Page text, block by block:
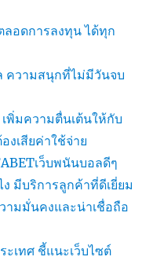
ลอดการลงทุน ได้ทุก
ความสนุกที่ไม่มีวันจบ
พิ่มความตื่นเต้นให้กับ
งเสียค่าใช้จ่าย
เว็บพนันบอลดีๆ
มีบริการลูกค้าที่ดีเยี่ยม
ามมั่นคงและน่าเชื่อถือ
ะเทศ ชี้แนะเว็บไซต์